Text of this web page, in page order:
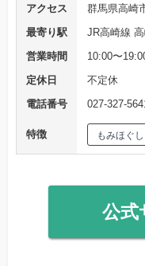
アクセス
群馬県高崎
最寄り駅
JR高崎線
営業時間
10:00〜
定休日
不定休
電話番号
027-327-
特徴 もみほぐし
公式